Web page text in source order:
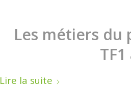
Les métiers du
Lire la suite